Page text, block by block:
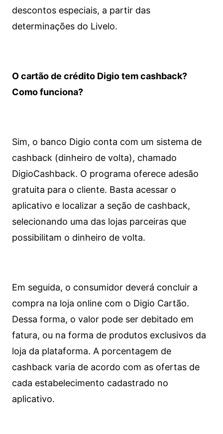
descontos especiais, a partir das
determinações do Livelo.
O cartão de crédito Digio tem cashback?
Como funciona?
Sim, o banco Digio conta com um sistema de
cashback (dinheiro de volta), chamado
DigioCashback. O programa oferece adesão
gratuita para o cliente. Basta acessar o
aplicativo e localizar a seção de cashback,
selecionando uma das lojas parceiras que
possibilitam o dinheiro de volta.
Em seguida, o consumidor deverá concluir a
compra na loja online com o Digio Cartão.
Dessa forma, o valor pode ser debitado em
fatura, ou na forma de produtos exclusivos da
loja da plataforma. A porcentagem de
cashback varia de acordo com as ofertas de
cada estabelecimento cadastrado no
aplicativo.